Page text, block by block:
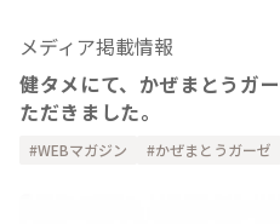
メディア掲載情報
健タメにて、かぜまとうガ
ただきました。
WEBマガジン かぜまとうガーゼ